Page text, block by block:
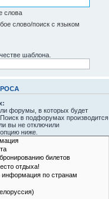
слова
слово/поиск с языком
шаблона.
форумы, в которых будет
в подфорумах производится
вы не отключили
ниже.